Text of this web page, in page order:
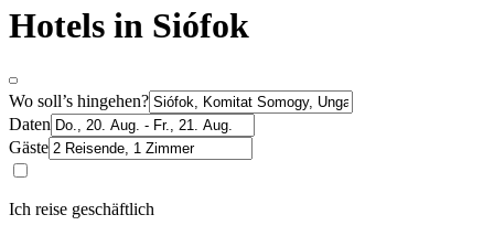
Hotels in Siófok
Wo soll’s hingehen?
Daten
Gäste
Ich reise geschäftlich